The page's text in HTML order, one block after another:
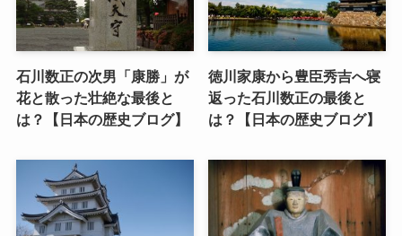
石川数正の次男「康勝」が
花と散った壮絶な最後と
は？【日本の歴史ブログ】
徳川家康から豊臣秀吉へ寝
返った石川数正の最後と
は？【日本の歴史ブログ】